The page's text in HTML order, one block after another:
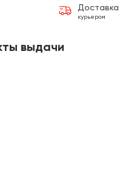
Доставка
курьером
выдачи